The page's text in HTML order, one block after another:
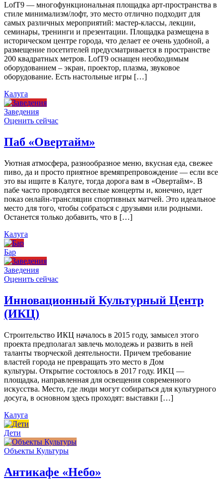
LofT9 — многофункциональная площадка арт-пространства в
стиле минимализм/лофт, это место отлично подходит для
самых различных мероприятий: мастер-классы, лекции,
семинары, тренинги и презентации. Площадка размещена в
историческом центре города, что делает ее очень удобной, а
размещение посетителей предусматривается в пространстве
200 квадратных метров. LofT9 оснащен необходимым
оборудованием – экран, проектор, плазма, звуковое
оборудование. Есть настольные игры […]
Калуга
Заведения
Оценить сейчас
Паб «Овертайм»
Уютная атмосфера, разнообразное меню, вкусная еда, свежее
пиво, да и просто приятное времяпрепровождение — если все
это вы ищите в Калуге, тогда дорога вам в «Овертайм». В
пабе часто проводятся веселые концерты и, конечно, идет
показ онлайн-трансляции спортивных матчей. Это идеальное
место для того, чтобы собраться с друзьями или родными.
Останется только добавить, что в […]
Калуга
Бар
Заведения
Оценить сейчас
Инновационный Культурный Центр
(ИКЦ)
Строительство ИКЦ началось в 2015 году, замысел этого
проекта предполагал завлечь молодежь и развить в ней
таланты творческой деятельности. Причем требование
властей города не превращать это место в Дом
культуры. Открытие состоялось в 2017 году. ИКЦ —
площадка, направленная для освещения современного
искусства. Место, где люди могут собираться для культурного
досуга, в основном здесь проходят: выставки […]
Калуга
Дети
Объекты Культуры
Антикафе «Небо»